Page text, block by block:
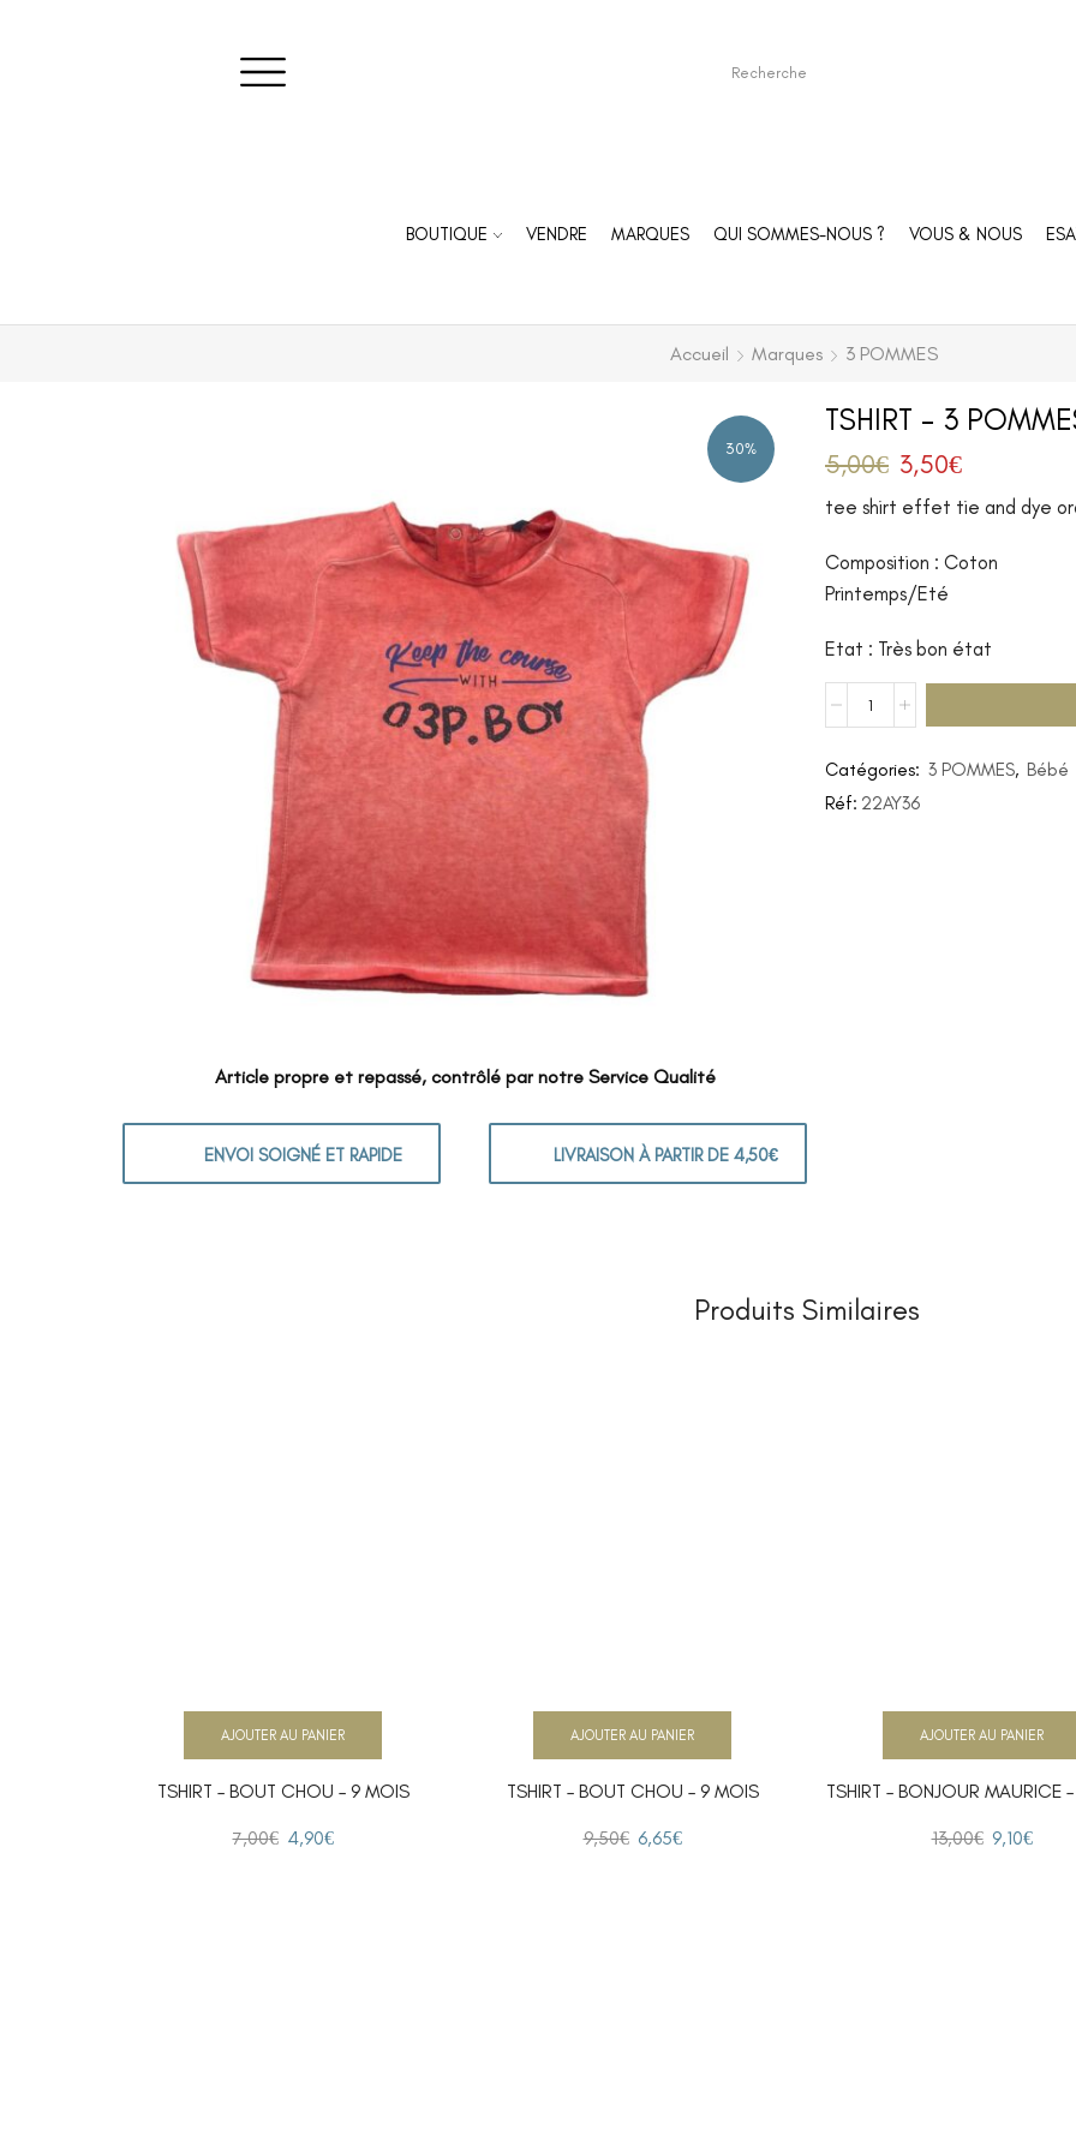
BOUTIQUE VENDRE MARQUES QUI SOMMES-NOUS ? VOUS & NOUS
Accueil Marques 3 POMMES
30%
TSHIRT – 3
5,00€ 3,50€
tee shirt effet tie and dye
Composition : Coton
Printemps/Eté
Etat : Très bon état
Catégories: 3 POMMES, Bébé
Réf: 22AY36
Article propre et repassé, contrôlé par notre Service Qualité
ENVOI SOIGNÉ ET RAPIDE LIVRAISON À PARTIR DE 4,50€
Produits Similaires
TSHIRT – BOUT CHOU – 9 MOIS
7,00€ 4,90€
AJOUTER AU PANIER
TSHIRT – BOUT CHOU – 9 MOIS
9,50€ 6,65€
AJOUTER AU PANIER
TSHIRT – BONJOUR MAURICE
13,00€ 9,10€
AJOUTER AU PANIER